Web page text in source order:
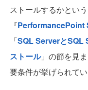
ストールするかとい
『PerformancePoint
「SQL ServerとSQL
ストール」の節を見
要条件が挙げられてい